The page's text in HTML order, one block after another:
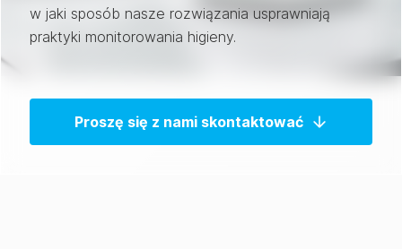
w jaki sposób nasze rozwiązania usprawniają
praktyki monitorowania higieny.
Proszę się z nami skontaktować